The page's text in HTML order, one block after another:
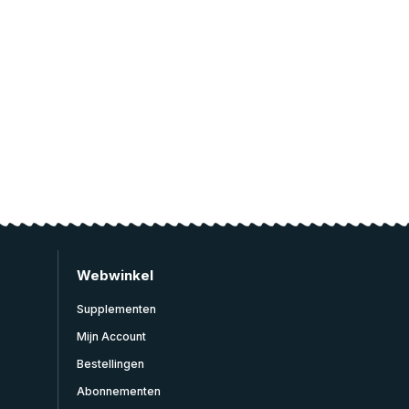
Webwinkel
Supplementen
Mijn Account
Bestellingen
Abonnementen